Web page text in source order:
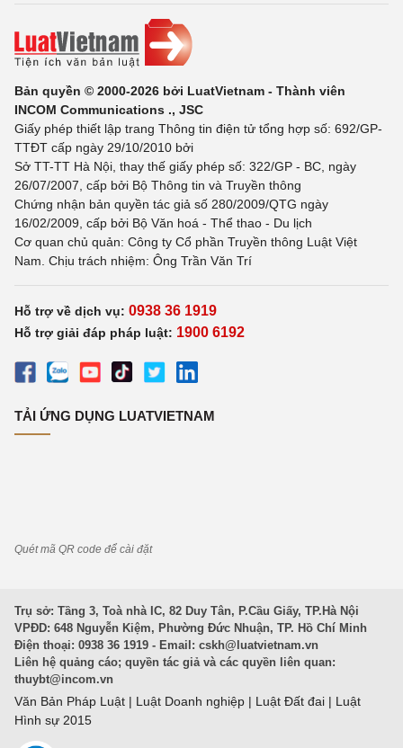
Bản quyền © 2000-2026 bởi LuatVietnam - Thành viên
INCOM Communications ., JSC
Giấy phép thiết lập trang Thông tin điện tử tổng hợp số: 692/GP-
TTĐT cấp ngày 29/10/2010 bởi
Sở TT-TT Hà Nội, thay thế giấy phép số: 322/GP - BC, ngày
26/07/2007, cấp bởi Bộ Thông tin và Truyền thông
Chứng nhận bản quyền tác giả số 280/2009/QTG ngày
16/02/2009, cấp bởi Bộ Văn hoá - Thể thao - Du lịch
Cơ quan chủ quản: Công ty Cổ phần Truyền thông Luật Việt
Nam. Chịu trách nhiệm: Ông Trần Văn Trí
Hỗ trợ về dịch vụ: 0938 36 1919
Hỗ trợ giải đáp pháp luật: 1900 6192
TẢI ỨNG DỤNG LUATVIETNAM
Quét mã QR code để cài đặt
Trụ sở: Tầng 3, Toà nhà IC, 82 Duy Tân, P.Cầu Giấy, TP.Hà Nội
VPĐD: 648 Nguyễn Kiệm, Phường Đức Nhuận, TP. Hồ Chí Minh
Điện thoại: 0938 36 1919 - Email: cskh@luatvietnam.vn
Liên hệ quảng cáo; quyền tác giả và các quyền liên quan:
thuybt@incom.vn
Văn Bản Pháp Luật | Luật Doanh nghiệp | Luật Đất đai | Luật
Hình sự 2015